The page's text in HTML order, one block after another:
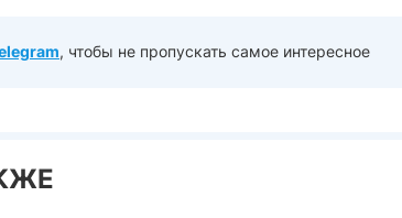
, чтобы не пропускать самое интересное